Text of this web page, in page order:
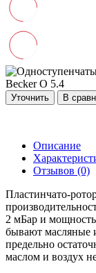
Уточнить В
Описание
Отзывов (0)
Пластинчато-
2 мБар и
бывают масляные
предельно
маслом и воздух